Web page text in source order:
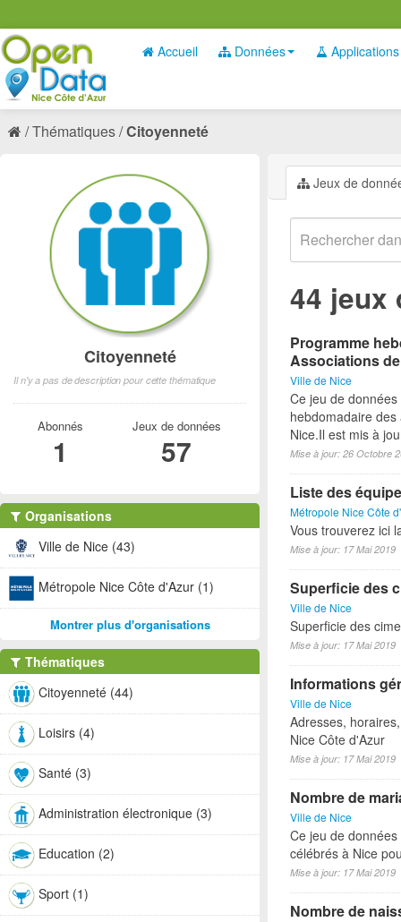
Accueil Données Applications
Thématiques Citoyenneté
Jeux de
44 jeux
Programme
Associations
Ville de Nice
Ce jeu de
hebdomadaire
Nice.Il est mis à
Mise à jour: 26 Octobre
Liste des
Métropole Nice Côte
Vous trouverez ici
Mise à jour: 17 Mai 2019
Superficie des
Ville de Nice
Superficie des
Mise à jour: 17 Mai 2019
Informations
Ville de Nice
Adresses,
Nice Côte d'Azur
Mise à jour: 17 Mai 2019
Nombre de
Ville de Nice
Ce jeu de
célébrés à Nice
Mise à jour: 17 Mai 2019
Nombre de
Citoyenneté
Il n'y a pas de description pour cette thématique
Abonnés
1
Jeux de données
57
Organisations
Ville de Nice (43)
Métropole Nice Côte d'Azur (1)
Montrer plus d'organisations
Thématiques
Citoyenneté (44)
Loisirs (4)
Santé (3)
Administration électronique (3)
Education (2)
Sport (1)